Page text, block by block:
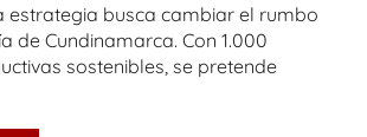
estrategia busca cambiar el rumbo
de Cundinamarca. Con 1.000
sostenibles, se pretende